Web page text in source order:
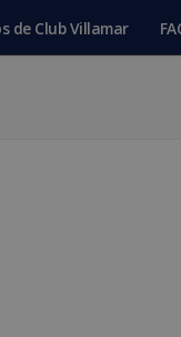
de Club Villamar